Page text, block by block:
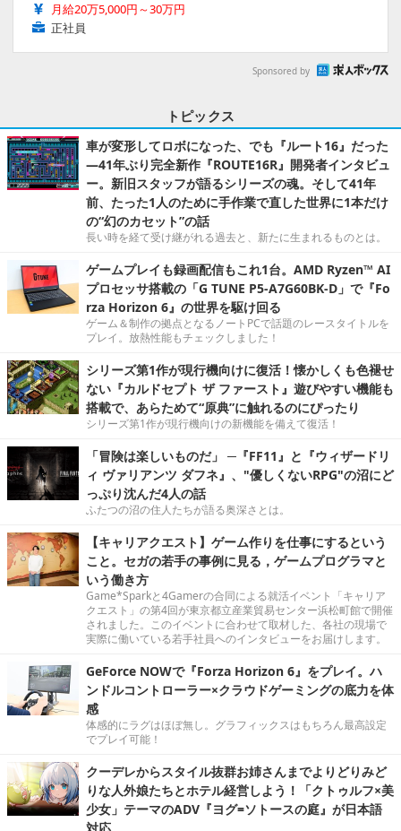
月給20万5,000円～30万円
正社員
Sponsored by
トピックス
車が変形してロボになった、でも『ルート16』だった
―41年ぶり完全新作『ROUTE16R』開発者インタビュ
ー。新旧スタッフが語るシリーズの魂。そして41年
前、たった1人のために手作業で直した世界に1本だけ
の“幻のカセット”の話
長い時を経て受け継がれる過去と、新たに生まれるものとは。
ゲームプレイも録画配信もこれ1台。AMD Ryzen™ AI
プロセッサ搭載の「G TUNE P5-A7G60BK-D」で『Fo
rza Horizon 6』の世界を駆け回る
ゲーム＆制作の拠点となるノートPCで話題のレースタイトルを
プレイ。放熱性能もチェックしました！
シリーズ第1作が現行機向けに復活！懐かしくも色褪せ
ない『カルドセプト ザ ファースト』遊びやすい機能も
搭載で、あらためて“原典”に触れるのにぴったり
シリーズ第1作が現行機向けの新機能を備えて復活！
「冒険は楽しいものだ」 ─『FF11』と『ウィザードリ
ィ ヴァリアンツ ダフネ』、"優しくないRPG"の沼にど
っぷり沈んだ4人の話
ふたつの沼の住人たちが語る奥深さとは。
【キャリアクエスト】ゲーム作りを仕事にするという
こと。セガの若手の事例に見る，ゲームプログラマと
いう働き方
Game*Sparkと4Gamerの合同による就活イベント「キャリア
クエスト」の第4回が東京都立産業貿易センター浜松町館で開催
されました。このイベントに合わせて取材した、各社の現場で
実際に働いている若手社員へのインタビューをお届けします。
GeForce NOWで『Forza Horizon 6』をプレイ。ハ
ンドルコントローラー×クラウドゲーミングの底力を体
感
体感的にラグはほぼ無し。グラフィックスはもちろん最高設定
でプレイ可能！
クーデレからスタイル抜群お姉さんまでよりどりみど
りな人外娘たちとホテル経営しよう！「クトゥルフ×美
少女」テーマのADV『ヨグ=ソトースの庭』が日本語